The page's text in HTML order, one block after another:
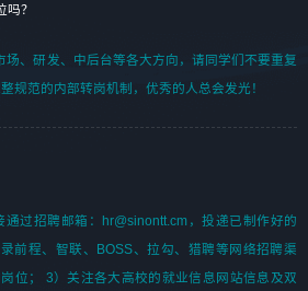
？
场、研发、中后台等各大方向，请同学们不要重复
规范的内部转岗机制，优秀的人总会发光！
过招聘邮箱：hr@sinontt.cm，投递已制作好的
前程、智联、BOSS、拉勾、猎聘等网络招聘渠
位； 3）关注各大高校的就业信息网站信息及双